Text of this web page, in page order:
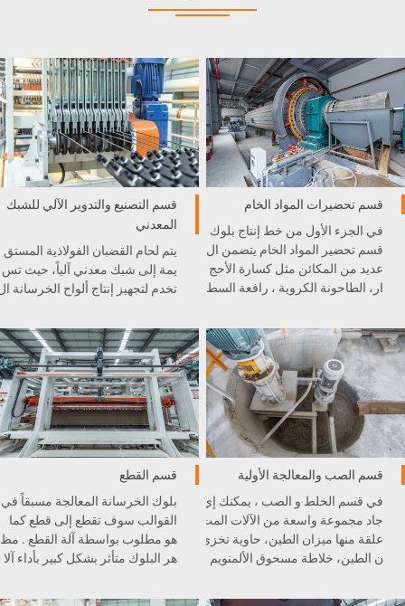
قسم تحضيرات المواد الخام
في الجزء الأول من خط إنتاج بلوك
قسم تحضير المواد الخام يتضمن ال
عديد من المكائن مثل كسارة الأحج
ار، الطاحونة الكروية ، رافعة السط
ممتاز في خط الإنتاج .
قسم التصنيع والتدوير الآلي للشبك
المعدني
يتم لحام القضبان الفولاذية المستق
يمة إلى شبك معدني آلياً، حيث تس
تخدم لتجهيز إنتاج ألواح الخرسانة
قسم الصب والمعالجة الأولية
في قسم الخلط و الصب ، يمكنك إي
جاد مجموعة واسعة من الآلات المت
علقة منها ميزان الطين، حاوية تخزي
ن الطين، خلاطة مسحوق الألمنويم
ل، و غيرها .
قسم القطع
بلوك الخرسانة المعالجة مسبقاً في
القوالب سوف تقطع إلى قطع كما
هو مطلوب بواسطة آلة القطع . مظ
هر البلوك متأثر بشكل كبير بأداء آلا